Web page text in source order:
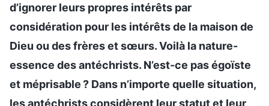
d’ignorer leurs propres intérêts par
considération pour les intérêts de la maison de
Dieu ou des frères et sœurs. Voilà la nature-
essence des antéchrists. N’est-ce pas égoïste
et méprisable ? Dans n’importe quelle situation,
les antéchrists considèrent leur statut et leur